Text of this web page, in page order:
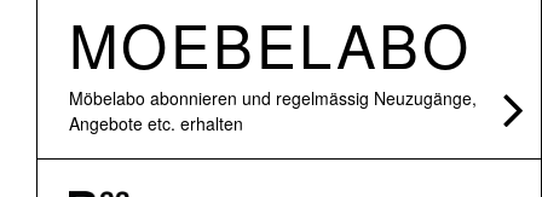
MOEBELABO
Möbelabo abonnieren und regelmässig Neuzugänge,
Angebote etc. erhalten